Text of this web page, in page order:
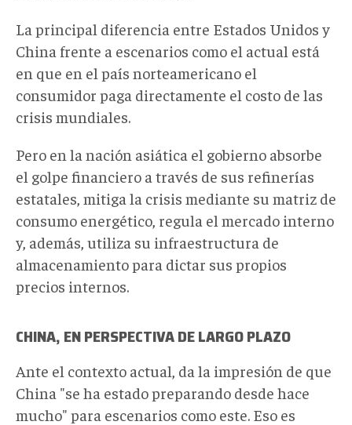
La principal diferencia entre Estados Unidos y
China frente a escenarios como el actual está
en que en el país norteamericano el
consumidor paga directamente el costo de las
crisis mundiales.
Pero en la nación asiática el gobierno absorbe
el golpe financiero a través de sus refinerías
estatales, mitiga la crisis mediante su matriz de
consumo energético, regula el mercado interno
y, además, utiliza su infraestructura de
almacenamiento para dictar sus propios
precios internos.
CHINA, EN PERSPECTIVA DE LARGO PLAZO
Ante el contexto actual, da la impresión de que
China "se ha estado preparando desde hace
mucho" para escenarios como este. Eso es